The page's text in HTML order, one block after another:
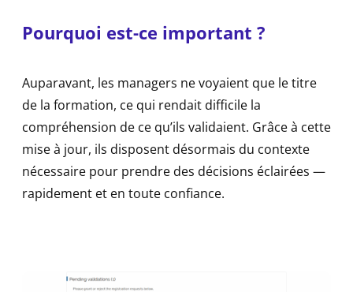
Pourquoi est-ce important ?
Auparavant, les managers ne voyaient que le titre
de la formation, ce qui rendait difficile la
compréhension de ce qu’ils validaient. Grâce à cette
mise à jour, ils disposent désormais du contexte
nécessaire pour prendre des décisions éclairées —
rapidement et en toute confiance.